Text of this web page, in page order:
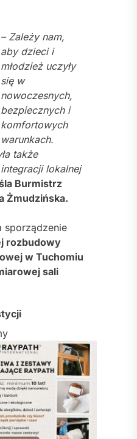
– Zależy nam,
aby dzieci i
młodzież uczyły
się w
nowoczesnych,
bezpiecznych i
komfortowych
warunkach.
także
lokalnej
Burmistrz
Żmudzińska.
sporządzenie
rozbudowy
w Tuchomiu
sali